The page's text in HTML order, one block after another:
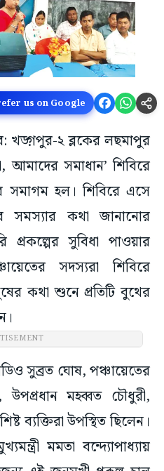
us on Google
খড়্গপুর-২ ব্লকের লছমাপুর
আমাদের সমাধান’ শিবিরে
সমাগম হল। শিবিরে এসে
সমস্যার কথা জানানোর
প্রকল্পের সুবিধা পাওয়ার
সদস্যরা শিবিরে
কথা শুনে প্রতিটি বুথের
সুব্রত ঘোষ, পঞ্চায়েতের
উপপ্রধান মহব্বত চৌধুরী,
ব্যক্তিরা উপস্থিত ছিলেন।
মমতা বন্দ্যোপাধ্যায়